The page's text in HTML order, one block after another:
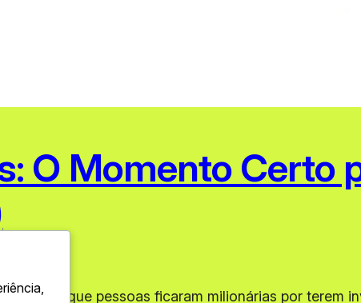
O Momento Certo
em que pessoas ficaram milionárias por terem